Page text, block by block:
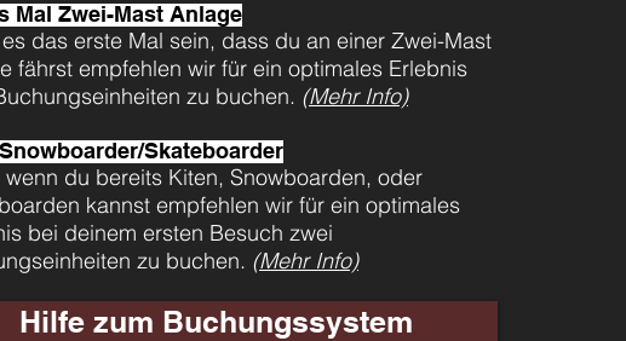
Mal Zwei-Mast Anlage
das erste Mal sein, dass du an einer Zwei-Mast
fährst empfehlen wir für ein optimales Erlebnis
zu buchen. (Mehr Info)
Skateboarder
du bereits Kiten, Snowboarden, oder
kannst empfehlen wir für ein optimales
bei deinem ersten Besuch zwei
zu buchen. (Mehr Info)
Hilfe zum Buchungssystem